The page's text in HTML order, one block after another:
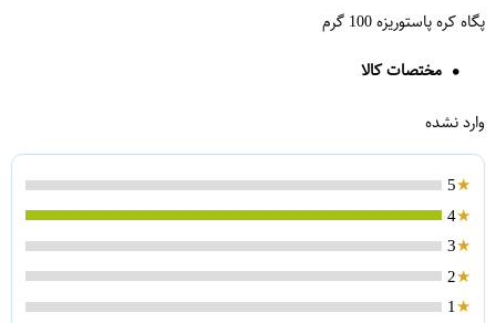
پگاه کره پاستوریزه 100 گرم
مختصات کالا
وارد نشده
5
4
3
2
1